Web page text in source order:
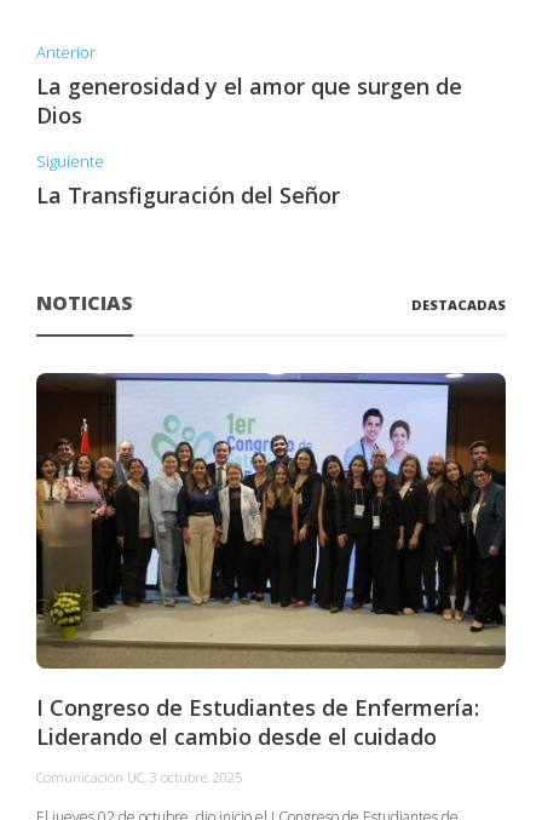
Anterior
La generosidad y el amor que surgen de
Dios
Siguiente
La Transfiguración del Señor
NOTICIAS DESTACADAS
I Congreso de Estudiantes de Enfermería:
Liderando el cambio desde el cuidado
Comunicación UC, 3 octubre, 2025